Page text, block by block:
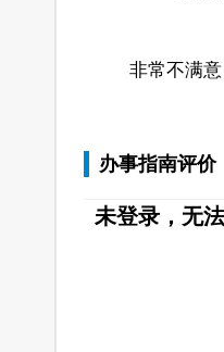
非常不满意
办事指南评价
未登录，无